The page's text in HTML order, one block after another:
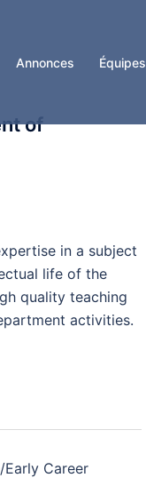
Annonces Équipes
of
in a subject
life of the
quality teaching
activities.
Career